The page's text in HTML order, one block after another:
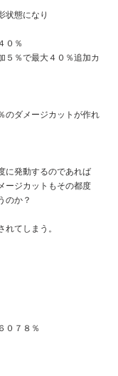
態になり
％
で最大４０％追加カ
のダメージカットが作れ
発動するのであれば
ジカットもその都度
か？
てしまう。
０７８％